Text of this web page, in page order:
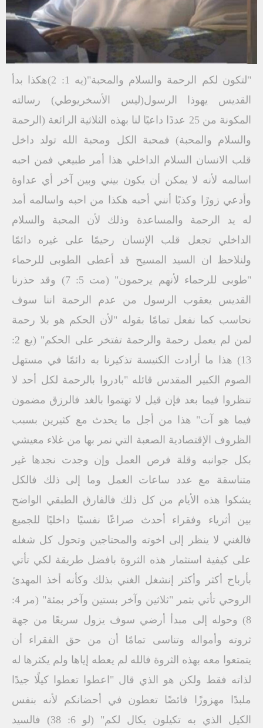
"لتكون لكم الرحمة والسلام والمحبة"(يه 1: 2)هكذا بدأ
القديس يهوذا الرسول(ليس الأسخريوطي) رسالته
المكونة من 25 عددًا داعيًا لنا بهذه الثلاثية الرائعة (الرحمة
والسلام والمحبة) فمحبة الكل ومحبة الله تولد داخل
قلب الانسان السلام الداخلي هذا أمر طبيعي فمن احبه
اسالمه لأنه لا يمكن أن يكون بيني وبين آخر أي عداوة
وأدعي زورًا وكذبًا أنني أحبه هكذا من احبه واسالمه أمد
له يد الرحمة والمساعدة وذلك لأن المحبة والسلام
الداخلي تجعل قلب الإنسان رحيمًا على غيره دائمًا
ولنلاحظ ان السيد المسيح قد أعطى الطوبى للرحماء
"طوبى للرحماء لأنهم يرحمون" (مت 5: 7) وقد حذرنا
القديس يعقوب الرسول من عدم الرحمة اننا سوف
نحاسب كما نفعل تمامًا بقوله "لأن الحكم هو بلا رحمة
لمن لم يعمل رحمة والرحمة تفتخر على الحكم" (يع 2:
13) هذا ما أرادت الكنيسة تذكيرنا به دائمًا في مستهل
الصوم الكبير المقدس قائله "بادروا بالرحمة لكل أحد لا
تنظروا فيما بعد فإن قيل لا تهتموا بالغد فالرزق مضمون
فيما هو آت" هذا من أجل ما يحدث مع كثيرين بسبب
الظروف الإقتصادية الصعبة التي نمر بها من غلاء معيشي
بكل جوانبه وقلة فرص العمل وإن وجدت نجدها غير
متناسقة مع عدد ساعات العمل وما إلى ذلك فالكل
يشكوا هذه الأيام من كل ذلك فالفارق الطبقي الواضح
بين أثرياء وفقراء أحدث صراعًا نفسيًا داخليًا للجميع
فالغني لا ينظر إلى اخوته والمحتاجين وتحول كل شغله
على كيفية استثمار هذه الثروة بافضل طريقة لكي تأتي
بأرباح أكثر وأكثر إنشغل الغني بذلك وكأنه أخذ المهدئ
الروحي تأتي بثمر "ثلاثين وآخر بستين وآخر بمئة" (مر 4:
8) وحوله إلى مبدأ أرضي سوف يزول سريعًا من جهة
ثروته وأمواله وتناسى تمامًا أن من حق الفقراء أن
يتمتعوا معه بهذه الثروة فالله لم يعطه إياها ولم يكثرها له
لذاته فقط ولكن هو الذي قال "اعطوا تعطوا كيلًا جيدًا
ملبدًا مهزوزًا فائضًا تعطون في أحضانكم لأنه بنفس
الكيل الذي به تكيلون يكال لكم" (لو 6: 38) فالسيد